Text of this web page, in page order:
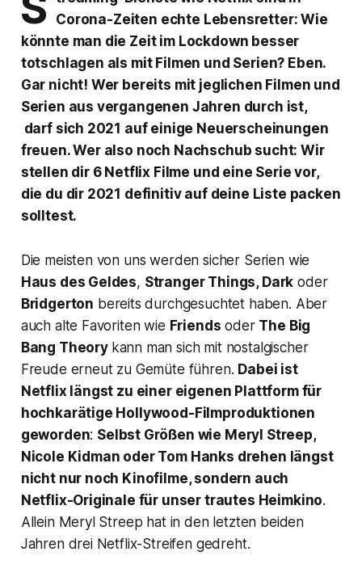
Corona-Zeiten echte Lebensretter: Wie
könnte man die Zeit im Lockdown besser
totschlagen als mit Filmen und Serien? Eben.
Gar nicht! Wer bereits mit jeglichen Filmen und
Serien aus vergangenen Jahren durch ist,
darf sich 2021 auf einige Neuerscheinungen
freuen. Wer also noch Nachschub sucht: Wir
stellen dir 6 Netflix Filme und eine Serie vor,
die du dir 2021 definitiv auf deine Liste packen
solltest.
Die meisten von uns werden sicher Serien wie
Haus des Geldes, Stranger Things, Dark oder
Bridgerton bereits durchgesuchtet haben. Aber
auch alte Favoriten wie Friends oder The Big
Bang Theory kann man sich mit nostalgischer
Freude erneut zu Gemüte führen. Dabei ist
Netflix längst zu einer eigenen Plattform für
hochkarätige Hollywood-Filmproduktionen
geworden: Selbst Größen wie Meryl Streep,
Nicole Kidman oder Tom Hanks drehen längst
nicht nur noch Kinofilme, sondern auch
Netflix-Originale für unser trautes Heimkino.
Allein Meryl Streep hat in den letzten beiden
Jahren drei Netflix-Streifen gedreht.